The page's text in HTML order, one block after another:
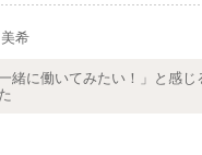
、それらを入社後の実業務に
ることがあります
ソシエイト職
月給235,000円
緒に働いてみたい！」と感